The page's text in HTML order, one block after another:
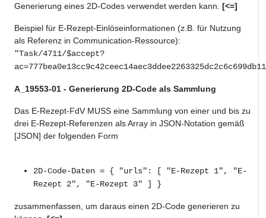
Generierung eines 2D-Codes verwendet werden kann. [<=]
Beispiel für E-Rezept-Einlöseinformationen (z.B. für Nutzung
als Referenz in Communication-Ressource):
"Task/4711/$accept?
A_19553-01 - Generierung 2D-Code als Sammlung
Das E-Rezept-FdV MUSS eine Sammlung von einer und bis zu
drei E-Rezept-Referenzen als Array in JSON-Notation gemäß
[JSON] der folgenden Form
2D-Code-Daten = { "urls": [ "E-Rezept 1", "E-
Rezept 2", "E-Rezept 3" ] }
zusammenfassen, um daraus einen 2D-Code generieren zu